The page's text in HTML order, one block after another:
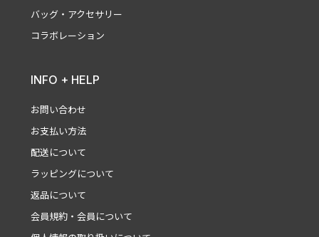
バッグ・アクセサリー
コラボレーション
INFO + HELP
お問い合わせ
お支払い方法
配送について
ラッピングについて
返品について
会員規約・会員について